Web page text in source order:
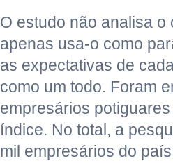
O estudo não analisa o
apenas usa-o como
as expectativas de
como um todo. Foram
empresários
índice. No total, a
mil empresários do